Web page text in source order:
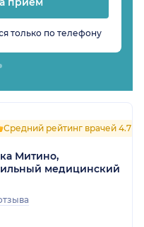
только по телефону
Средний рейтинг врачей 4.7
Митино,
медицинский